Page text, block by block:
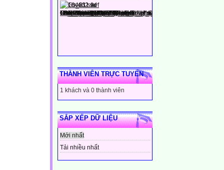
THÀNH VIÊN TRỰC TUYẾN
1 khách và 0 thành viên
SẮP XẾP DỮ LIỆU
Mới nhất
Tải nhiều nhất